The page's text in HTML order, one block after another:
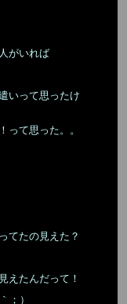
がいれば
いって思ったけ
って思った。。
てたの見えた？
えたんだって！
；）